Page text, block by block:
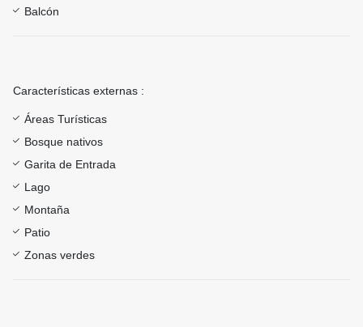
Balcón
Características externas :
Áreas Turísticas
Bosque nativos
Garita de Entrada
Lago
Montaña
Patio
Zonas verdes